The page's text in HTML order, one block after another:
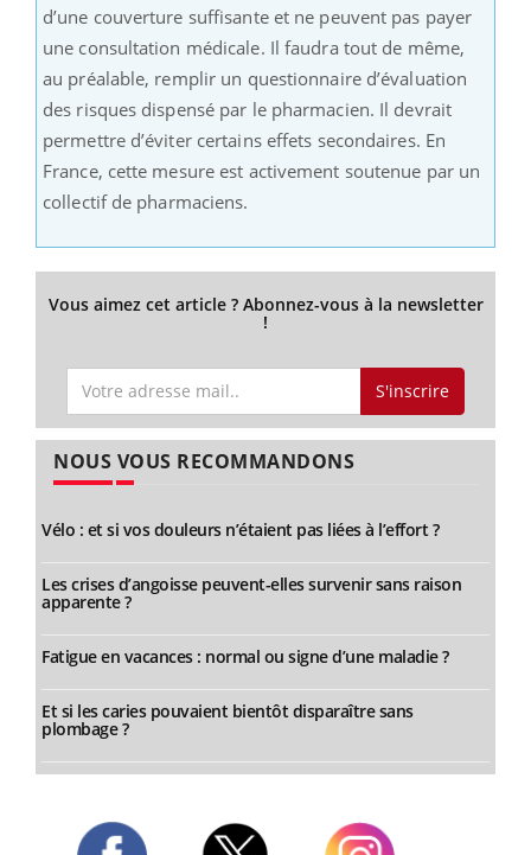
d’une couverture suffisante et ne peuvent pas payer
une consultation médicale. Il faudra tout de même,
au préalable, remplir un questionnaire d’évaluation
des risques dispensé par le pharmacien. Il devrait
permettre d’éviter certains effets secondaires. En
France, cette mesure est activement soutenue par un
collectif de pharmaciens.
Vous aimez cet article ? Abonnez-vous à la newsletter
!
S'inscrire
NOUS VOUS RECOMMANDONS
Vélo : et si vos douleurs n’étaient pas liées à l’effort ?
Les crises d’angoisse peuvent-elles survenir sans raison
apparente ?
Fatigue en vacances : normal ou signe d’une maladie ?
Et si les caries pouvaient bientôt disparaître sans
plombage ?